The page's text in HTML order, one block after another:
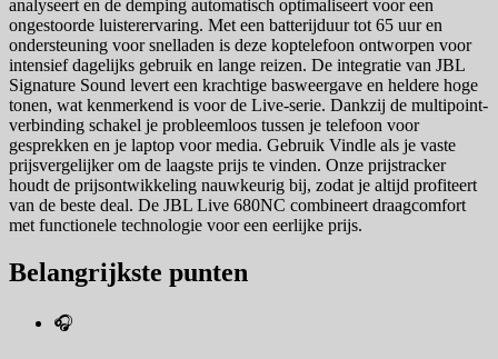
analyseert en de demping automatisch optimaliseert voor een
ongestoorde luisterervaring. Met een batterijduur tot 65 uur en
ondersteuning voor snelladen is deze koptelefoon ontworpen voor
intensief dagelijks gebruik en lange reizen. De integratie van JBL
Signature Sound levert een krachtige basweergave en heldere hoge
tonen, wat kenmerkend is voor de Live-serie. Dankzij de multipoint-
verbinding schakel je probleemloos tussen je telefoon voor
gesprekken en je laptop voor media. Gebruik Vindle als je vaste
prijsvergelijker om de laagste prijs te vinden. Onze prijstracker
houdt de prijsontwikkeling nauwkeurig bij, zodat je altijd profiteert
van de beste deal. De JBL Live 680NC combineert draagcomfort
met functionele technologie voor een eerlijke prijs.
Belangrijkste punten
🎧